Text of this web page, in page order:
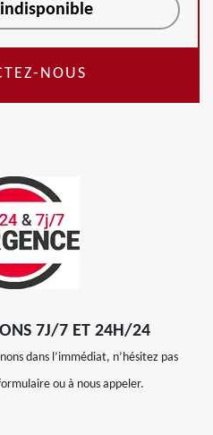
indisponible
NOUS
7J/7 ET 24H/24
dans l’immédiat, n’hésitez pas
ou à nous appeler.